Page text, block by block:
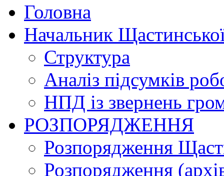
Головна
Начальник
Структура
Аналіз підсумків
НПД із звернень
РОЗПОРЯДЖЕННЯ
Розпорядження
Розпорядження